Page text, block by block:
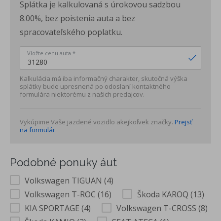
Vnútorné spätné zrkadlo automaticky stmievateľné
Operadlá zadných sedadiel delené 40:20:40 a sklopné
Posuvné zadné sedadlá s nastavitelným sklonom
12V zásuvka v batožinovom priestore
Spätné zrkadlá, kľučky dverí a nárazníky vo farbe karosérie
Mriežka chladiča čierna
Nasávací otvor vzduchu v spodnej časti nárazníka čierny
Lišty okolo bočných okien čierne
Strešný nosič čierny
Tire Mobility Set a náradie
Ťažné zariadenie, sklápateľné, čiastočne elektricky ovládané
Predĺžená záruka na 4 roky / max. 80 000km
Splátka je kalkulovaná s úrokovou sadzbou
8.00%, bez poistenia auta a bez
spracovateľského poplatku.
Vložte cenu auta *
Kalkulácia má iba informačný charakter, skutočná výška
splátky bude upresnená po odoslaní kontaktného
formulára niektorému z našich predajcov.
Vykúpime Vaše jazdené vozidlo akejkoľvek značky. Prejsť
na formulár
Podobné ponuky áut
Volkswagen TIGUAN (4)
Volkswagen T-ROC (16)
Škoda KAROQ (13)
KIA SPORTAGE (4)
Volkswagen T-CROSS (8)